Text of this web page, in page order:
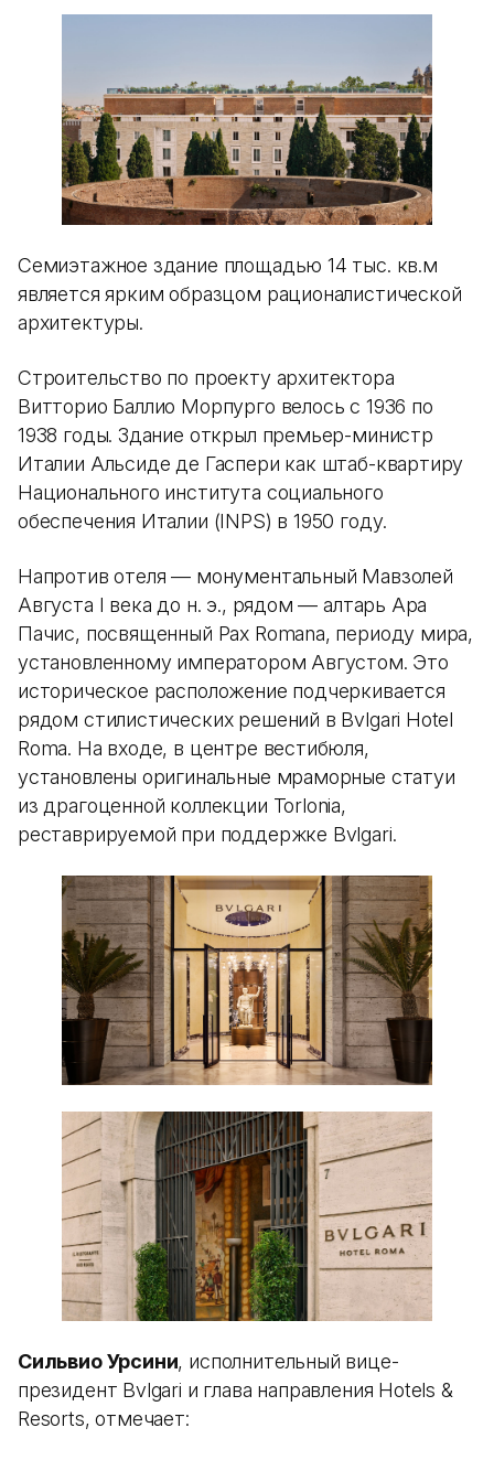
Семиэтажное здание площадью 14 тыс. кв.м
является ярким образцом рационалистической
архитектуры.
Строительство по проекту архитектора
Витторио Баллио Морпурго велось с 1936 по
1938 годы. Здание открыл премьер-министр
Италии Альсиде де Гаспери как штаб-квартиру
Национального института социального
обеспечения Италии (INPS) в 1950 году.
Напротив отеля — монументальный Мавзолей
Августа I века до н. э., рядом — алтарь Ара
Пачис, посвященный Pax Romana, периоду мира,
установленному императором Августом. Это
историческое расположение подчеркивается
рядом стилистических решений в Bvlgari Hotel
Roma. На входе, в центре вестибюля,
установлены оригинальные мраморные статуи
из драгоценной коллекции Torlonia,
реставрируемой при поддержке Bvlgari.
Сильвио Урсини, исполнительный вице-
президент Bvlgari и глава направления Hotels &
Resorts, отмечает: